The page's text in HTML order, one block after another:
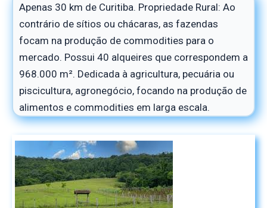
Apenas 30 km de Curitiba. Propriedade Rural: Ao
contrário de sítios ou chácaras, as fazendas
focam na produção de commodities para o
mercado. Possui 40 alqueires que correspondem a
968.000 m². Dedicada à agricultura, pecuária ou
piscicultura, agronegócio, focando na produção de
alimentos e commodities em larga escala.